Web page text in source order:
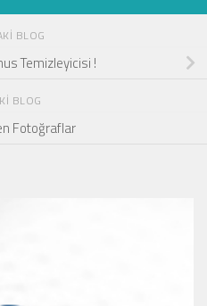
BLOG
Temizleyicisi !
BLOG
Fotoğraflar